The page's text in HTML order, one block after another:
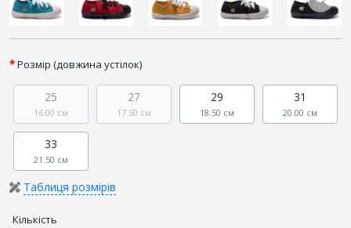
Розмір (довжина устілок)
25
16.00 см
27
17.50 см
29
18.50 см
31
20.00 см
33
21.50 см
Таблиця розмірів
Кількість